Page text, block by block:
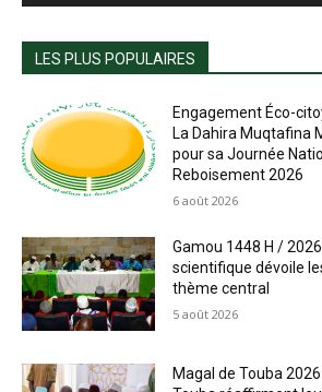
LES PLUS POPULAIRES
Engagement Éco-
La Dahira Muqtafina
pour sa Journée
Reboisement 2026
6 août 2026
Gamou 1448 H /
scientifique dévoile
thème central
5 août 2026
Magal de Touba